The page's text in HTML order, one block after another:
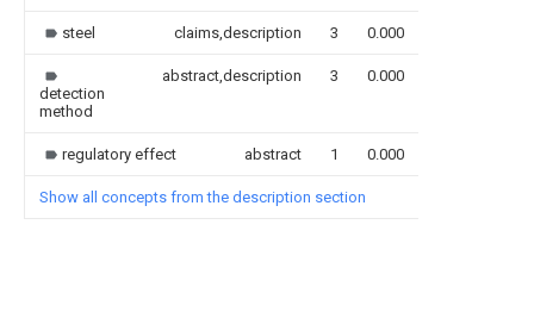
steel claims,description 3 0.000
detection
method
abstract,description 3 0.000
regulatory effect abstract 1 0.000
Show all concepts from the description section